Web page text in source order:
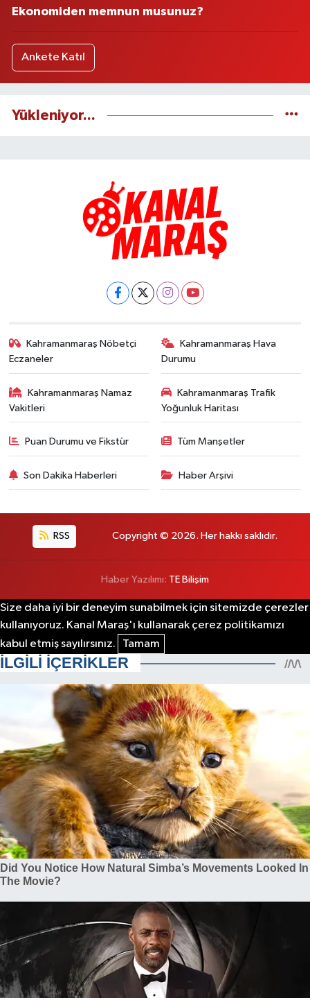
Ekonomiden memnun musunuz?
Ankete Katıl
Yükleniyor...
Kahramanmaraş Nöbetçi
Eczaneler
Kahramanmaraş Hava
Durumu
Kahramanmaraş Namaz
Vakitleri
Kahramanmaraş Trafik
Yoğunluk Haritası
Puan Durumu ve Fikstür Tüm Manşetler
Son Dakika Haberleri Haber Arşivi
RSS Copyright © 2026. Her hakkı saklıdır.
Haber Yazılımı: TE Bilişim
Size daha iyi bir deneyim sunabilmek için sitemizde çerezler
kullanıyoruz. Kanal Maraş'ı kullanarak çerez politikamızı
kabul etmiş sayılırsınız.
Tamam